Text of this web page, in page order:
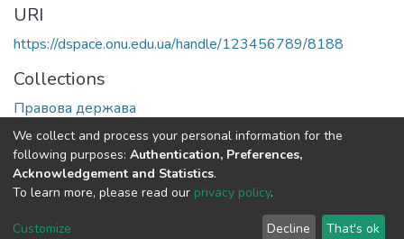
URI
https://dspace.onu.edu.ua/handle/123456789/8188
Collections
Правова держава
Full item page
DSpace software copyright © 2009-2026
Cookie
End User
Send
We collect and process your personal information for the
following purposes: Authentication, Preferences,
Acknowledgement and Statistics.
To learn more, please read our privacy policy.
Customize Decline That's ok